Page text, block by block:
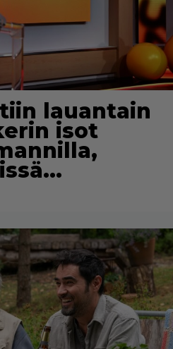
lauantain
isot